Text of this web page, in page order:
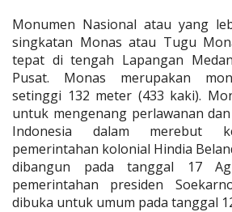
Monumen Nasional atau yang
singkatan Monas atau Tugu
tepat di tengah Lapangan
Pusat. Monas merupakan
setinggi 132 meter (433 kaki).
untuk mengenang perlawanan
Indonesia dalam merebut
pemerintahan kolonial Hindia
dibangun pada tanggal 17
pemerintahan presiden
dibuka untuk umum pada tanggal